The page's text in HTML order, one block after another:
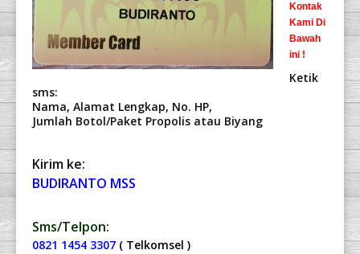
Kontak
Kami Di
Bawah
ini !
Ketik
sms:
Nama, Alamat Lengkap, No. HP,
Jumlah Botol/Paket Propolis atau Biyang
Kirim ke:
BUDIRANTO MSS
Sms/Telpon:
0821 1454 3307 ( Telkomsel )